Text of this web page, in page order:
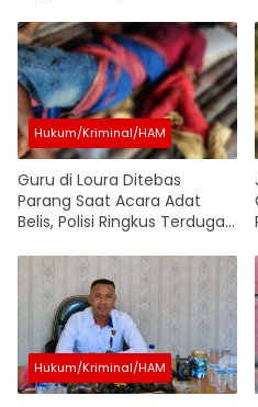
Hukum/Kriminal/HAM
Guru di Loura Ditebas
Parang Saat Acara Adat
Belis, Polisi Ringkus Terduga
Hukum/Kriminal/HAM